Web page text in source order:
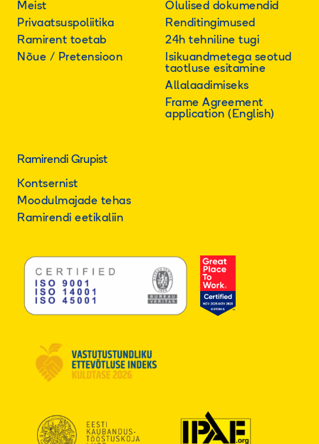
Meist
Privaatsuspoliitika
Ramirent toetab
Nõue / Pretensioon
Olulised dokumendid
Renditingimused
24h tehniline tugi
Isikuandmetega seotud
taotluse esitamine
Allalaadimiseks
Frame Agreement
application (English)
Ramirendi Grupist
Kontsernist
Moodulmajade tehas
Ramirendi eetikaliin